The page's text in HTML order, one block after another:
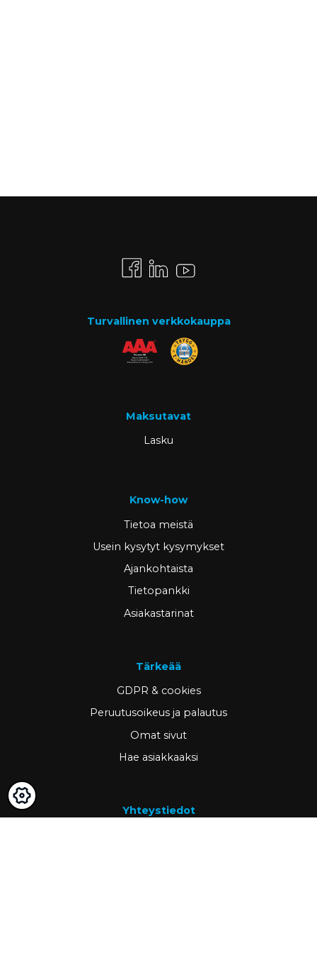
Turvallinen verkkokauppa
Maksutavat
Lasku
Know-how
Tietoa meistä
Usein kysytyt kysymykset
Ajankohtaista
Tietopankki
Asiakastarinat
Tärkeää
GDPR & cookies
Peruutusoikeus ja palautus
Omat sivut
Hae asiakkaaksi
Yhteystiedot